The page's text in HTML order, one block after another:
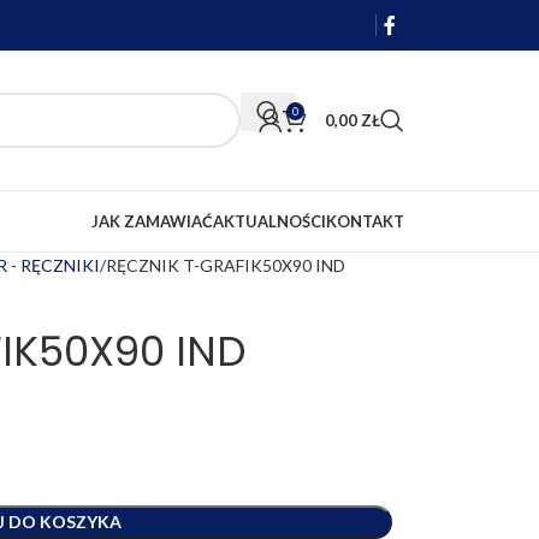
0 0,00 ZŁ
JAK ZAMAWIAĆAKTUALNOŚCIKONTAKT
- RĘCZNIKI RĘCZNIK T-GRAFIK50X90 IND
IND
DO KOSZYKA